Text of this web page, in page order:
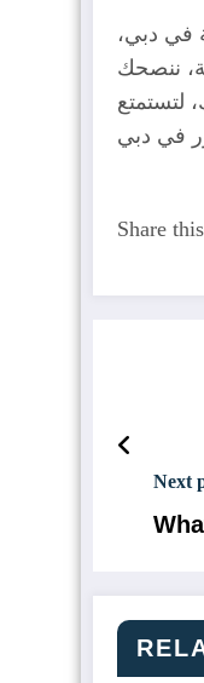
في دبي،
ننصحك
لتستمتع
Share
Next